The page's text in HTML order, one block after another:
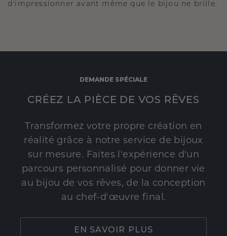
d'impressionner avant même que le bijou ne brille.
DEMANDE SPÉCIALE
CRÉEZ LA PIÈCE DE VOS RÊVES
Transformez votre propre création en
réalité grâce à notre service de bijoux
sur mesure. Faites l'expérience d'un
parcours personnalisé pour donner vie
au bijou de vos rêves, de la conception
au chef-d'œuvre final.
EN SAVOIR PLUS